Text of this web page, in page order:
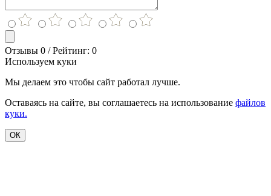
Отзывы 0 / Рейтинг: 0
Используем куки
Мы делаем это чтобы сайт работал лучше.
Оставаясь на сайте, вы соглашаетесь на использование файлов
куки.
ОК